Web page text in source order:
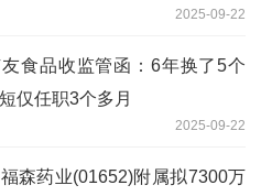
2025-09-22
食品收监管函：6年换了5个
仅任职3个多月
2025-09-22
森药业(01652)附属拟7300万